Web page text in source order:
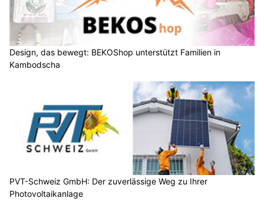
Design, das bewegt: BEKOShop unterstützt Familien in
Kambodscha
PVT-Schweiz GmbH: Der zuverlässige Weg zu Ihrer
Photovoltaikanlage